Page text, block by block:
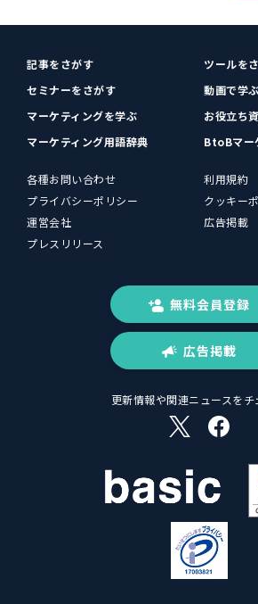
記事をさがす
ツールを
セミナーをさがす
動画で学ぶ
マーケティングを学ぶ
お役立ち
マーケティング用語辞典
BtoBマー
各種お問い合わせ
利用規約
プライバシーポリシー
クッキー
運営会社
広告掲載
プレスリリース
無料会員登録
広告掲載
更新情報や関連ニュースをチ